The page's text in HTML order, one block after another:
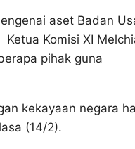
aset Badan
Komisi XI
pihak guna
kekayaan negara
(14/2).